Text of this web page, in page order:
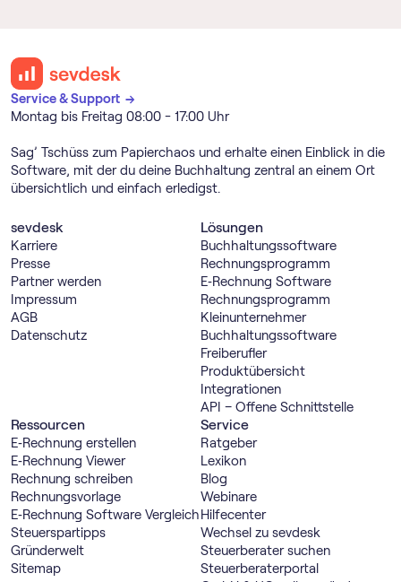
Service & Support →
Montag bis Freitag 08:00 - 17:00 Uhr
Sag’ Tschüss zum Papierchaos und erhalte einen Einblick in die
Software, mit der du deine Buchhaltung zentral an einem Ort
übersichtlich und einfach erledigst.
sevdesk
Karriere
Presse
Partner werden
Impressum
AGB
Datenschutz
Lösungen
Buch­haltungs­software
Rechnungs­programm
E‑Rechnung Software
Rechnungs­programm
Kleinunternehmer
Buch­haltungs­software
Freiberufler
Produktübersicht
Integrationen
API – Offene Schnittstelle
Ressourcen
E‑Rechnung erstellen
E‑Rechnung Viewer
Rechnung schreiben
Rechnungsvorlage
E‑Rechnung Software Vergleich
Steuerspartipps
Gründerwelt
Sitemap
Service
Ratgeber
Lexikon
Blog
Webinare
Hilfecenter
Wechsel zu sevdesk
Steuerberater suchen
Steuerberaterportal